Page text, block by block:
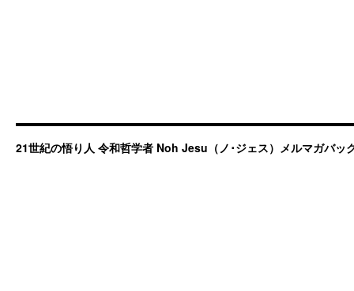
21世紀の悟り人 令和哲学者 Noh Jesu（ノ･ジェス）メルマガバッ